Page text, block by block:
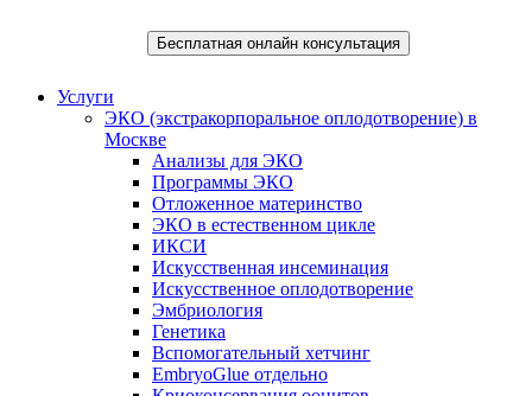
Бесплатная онлайн консультация
Услуги
ЭКО (экстракорпоральное оплодотворение) в
Москве
Анализы для ЭКО
Программы ЭКО
Отложенное материнство
ЭКО в естественном цикле
ИКСИ
Искусственная инсеминация
Искусственное оплодотворение
Эмбриология
Генетика
Вспомогательный хетчинг
EmbryoGlue отдельно